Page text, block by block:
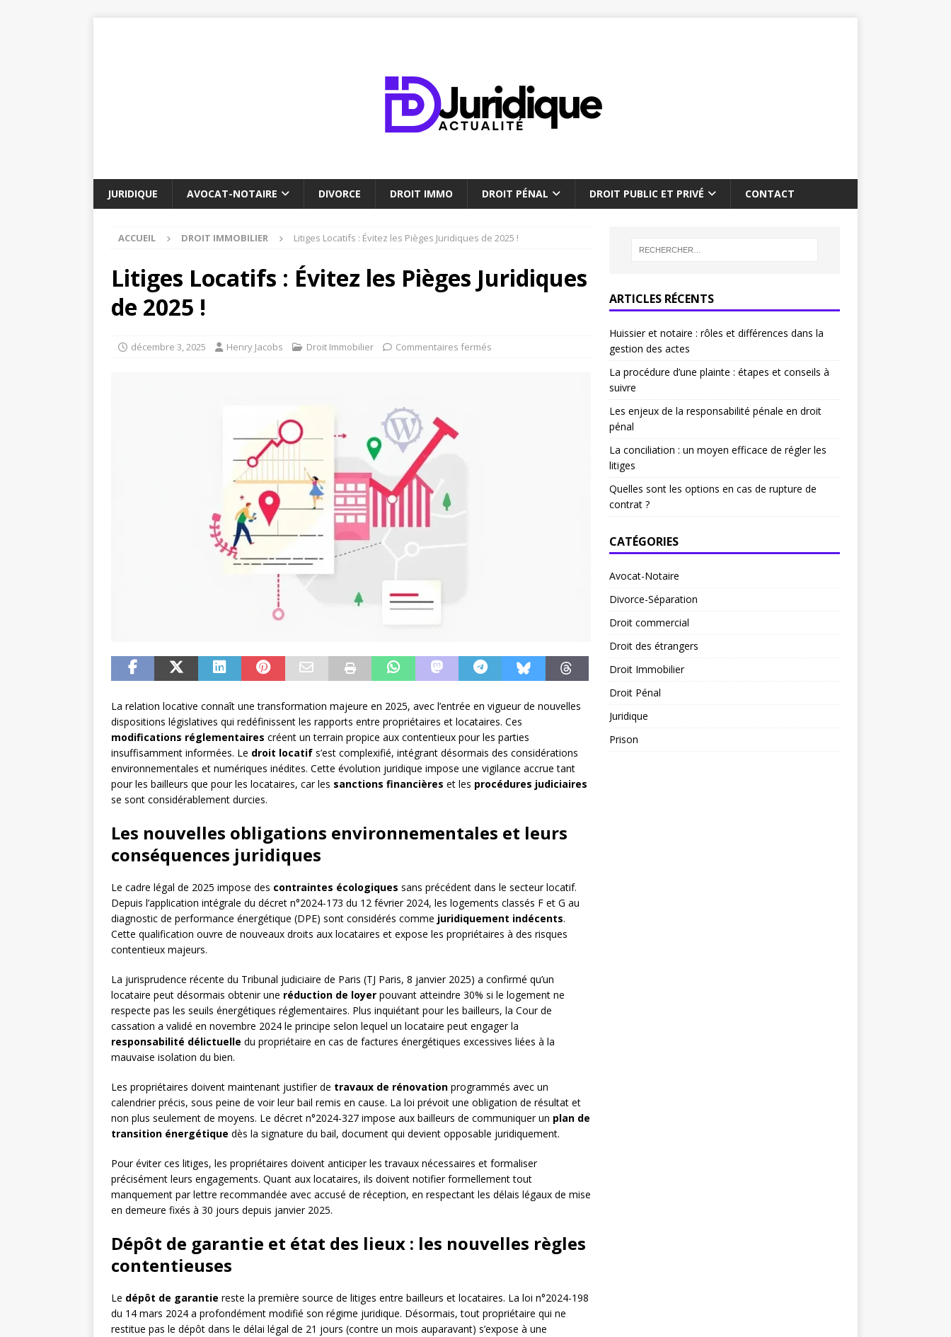
JURIDIQUE AVOCAT-NOTAIRE DIVORCE DROIT IMMO DROIT PÉNAL DROIT PUBLIC ET PRIVÉ CONTACT
ACCUEIL DROIT IMMOBILIER Litiges Locatifs : Évitez les Pièges Juridiques de 2025 !
Litiges Locatifs : Évitez les Pièges Juridiques
de 2025 !
décembre 3, 2025 Henry Jacobs Droit Immobilier Commentaires fermés
La relation locative connaît une transformation majeure en 2025, avec l’entrée en vigueur de nouvelles
dispositions législatives qui redéfinissent les rapports entre propriétaires et locataires. Ces
modifications réglementaires créent un terrain propice aux contentieux pour les parties
insuffisamment informées. Le droit locatif s’est complexifié, intégrant désormais des considérations
environnementales et numériques inédites. Cette évolution juridique impose une vigilance accrue tant
pour les bailleurs que pour les locataires, car les sanctions financières et les procédures judiciaires
se sont considérablement durcies.
Les nouvelles obligations environnementales et leurs
conséquences juridiques
Le cadre légal de 2025 impose des contraintes écologiques sans précédent dans le secteur locatif.
Depuis l’application intégrale du décret n°2024-173 du 12 février 2024, les logements classés F et G au
diagnostic de performance énergétique (DPE) sont considérés comme juridiquement indécents.
Cette qualification ouvre de nouveaux droits aux locataires et expose les propriétaires à des risques
contentieux majeurs.
La jurisprudence récente du Tribunal judiciaire de Paris (TJ Paris, 8 janvier 2025) a confirmé qu’un
locataire peut désormais obtenir une réduction de loyer pouvant atteindre 30% si le logement ne
respecte pas les seuils énergétiques réglementaires. Plus inquiétant pour les bailleurs, la Cour de
cassation a validé en novembre 2024 le principe selon lequel un locataire peut engager la
responsabilité délictuelle du propriétaire en cas de factures énergétiques excessives liées à la
mauvaise isolation du bien.
Les propriétaires doivent maintenant justifier de travaux de rénovation programmés avec un
calendrier précis, sous peine de voir leur bail remis en cause. La loi prévoit une obligation de résultat et
non plus seulement de moyens. Le décret n°2024-327 impose aux bailleurs de communiquer un plan de
transition énergétique dès la signature du bail, document qui devient opposable juridiquement.
Pour éviter ces litiges, les propriétaires doivent anticiper les travaux nécessaires et formaliser
précisément leurs engagements. Quant aux locataires, ils doivent notifier formellement tout
manquement par lettre recommandée avec accusé de réception, en respectant les délais légaux de mise
en demeure fixés à 30 jours depuis janvier 2025.
Dépôt de garantie et état des lieux : les nouvelles règles
contentieuses
Le dépôt de garantie reste la première source de litiges entre bailleurs et locataires. La loi n°2024-198
du 14 mars 2024 a profondément modifié son régime juridique. Désormais, tout propriétaire qui ne
restitue pas le dépôt dans le délai légal de 21 jours (contre un mois auparavant) s’expose à une
ARTICLES RÉCENTS
Huissier et notaire : rôles et différences dans la
gestion des actes
La procédure d’une plainte : étapes et conseils à
suivre
Les enjeux de la responsabilité pénale en droit
pénal
La conciliation : un moyen efficace de régler les
litiges
Quelles sont les options en cas de rupture de
contrat ?
CATÉGORIES
Avocat-Notaire
Divorce-Séparation
Droit commercial
Droit des étrangers
Droit Immobilier
Droit Pénal
Juridique
Prison